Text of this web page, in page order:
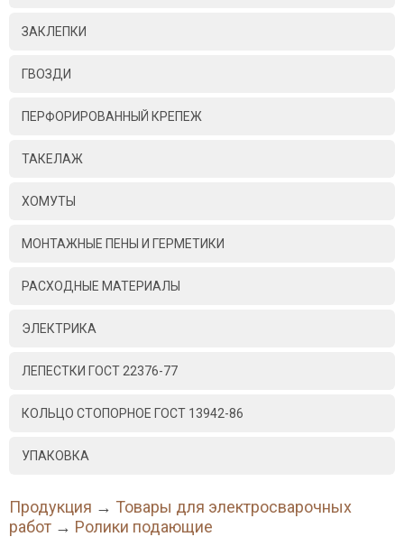
ЗАКЛЕПКИ
ГВОЗДИ
ПЕРФОРИРОВАННЫЙ КРЕПЕЖ
ТАКЕЛАЖ
ХОМУТЫ
МОНТАЖНЫЕ ПЕНЫ И ГЕРМЕТИКИ
РАСХОДНЫЕ МАТЕРИАЛЫ
ЭЛЕКТРИКА
ЛЕПЕСТКИ ГОСТ 22376-77
КОЛЬЦО СТОПОРНОЕ ГОСТ 13942-86
УПАКОВКА
Продукция → Товары для электросварочных
работ → Ролики подающие